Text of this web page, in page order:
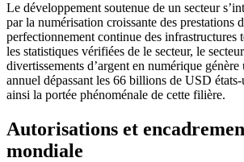
Le développement soutenue de un secteur
par la numérisation croissante des prestations
perfectionnement continue des infrastructures
les statistiques vérifiées de le secteur, le
divertissements d’argent en numérique
annuel dépassant les 66 billions de USD
ainsi la portée phénoménale de cette filière.
Autorisations et
mondiale